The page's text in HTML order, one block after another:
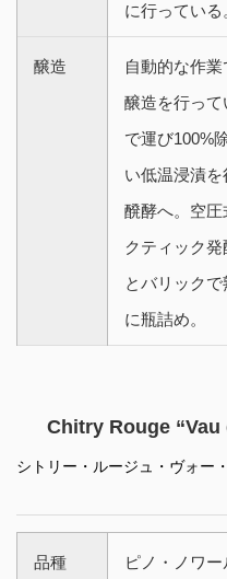
に行っている
醸造
自動的な作
醸造を行っ
で運び100%
い低温浸漬
醗酵へ。空
クティック
とバリック
に瓶詰め。
Chitry Rouge
シトリー・ルージュ・ヴォー
品種 ピノ・ノワ